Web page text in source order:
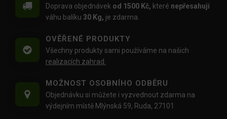
Doprava objednávek od 1500 Kč, které nepřesahují
váhu balíku 30 Kg, je zdarma.
OVĚŘENÉ PRODUKTY
Všechny produkty sami používáme na našich
realizacích zahrad.
MOŽNOST OSOBNÍHO ODBĚRU
Objednávku si můžete i vyzvednout zdarma na
výdejním místě Mlýnská 59, Ruda, 27101